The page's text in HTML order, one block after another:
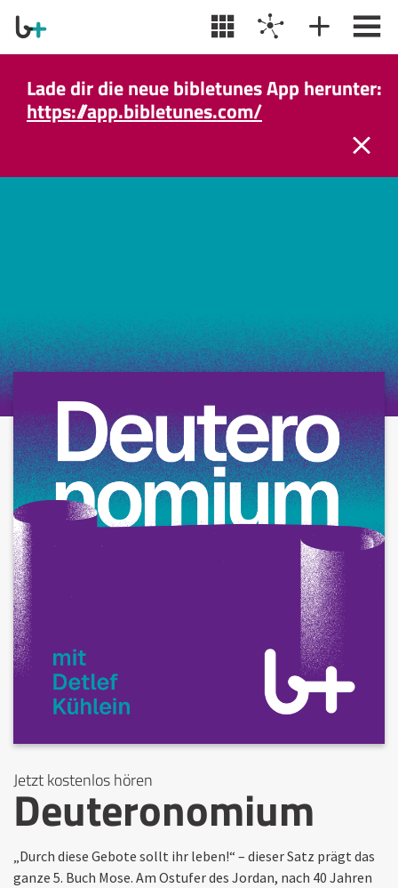
Lade dir die neue bibletunes App herunter:
https://app.bibletunes.com/
Jetzt kostenlos hören
Deuteronomium
„Durch diese Gebote sollt ihr leben!“ – dieser Satz prägt das
ganze 5. Buch Mose. Am Ostufer des Jordan, nach 40 Jahren